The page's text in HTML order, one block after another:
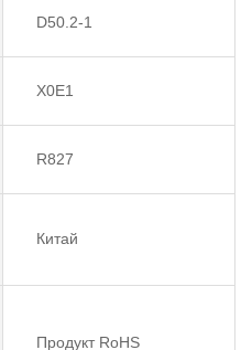
D50.2-1
X0E1
R827
Китай
Продукт RoHS